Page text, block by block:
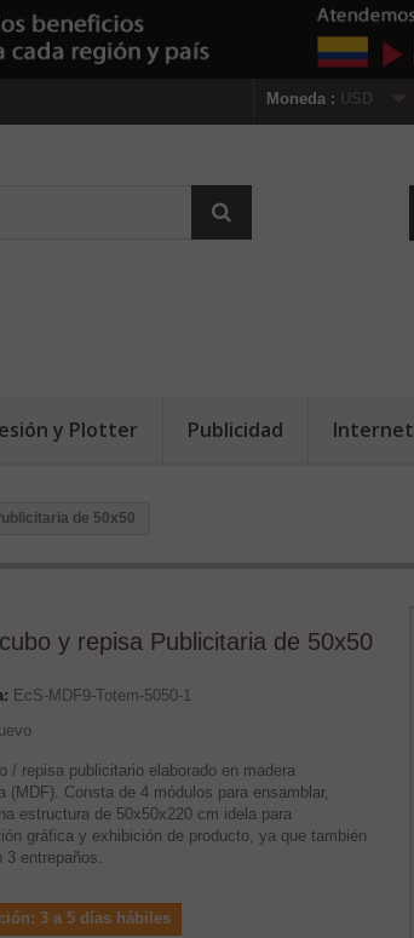
Moneda : USD
y Plotter Publicidad Internet
de 50x50
y repisa Publicitaria de 50x50
EcS-MDF9-Totem-5050-1
/ repisa publicitario elaborado en madera
(MDF). Consta de 4 módulos para ensamblar,
estructura de 50x50x220 cm idela para
gráfica y exhibición de producto, ya que también
3 entrepaños.
3 a 5 días hábiles